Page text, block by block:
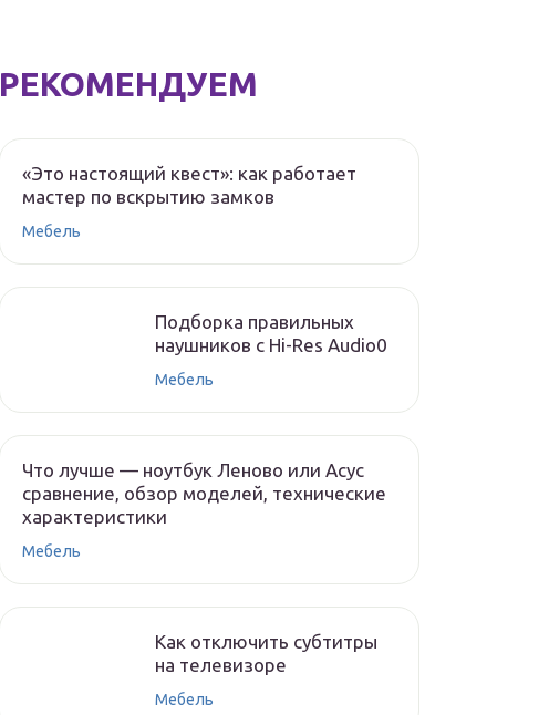
РЕКОМЕНДУЕМ
«Это настоящий квест»: как работает
мастер по вскрытию замков
Мебель
Подборка правильных
наушников с Hi-Res Audio0
Мебель
Что лучше — ноутбук Леново или Асус
сравнение, обзор моделей, технические
характеристики
Мебель
Как отключить субтитры
на телевизоре
Мебель